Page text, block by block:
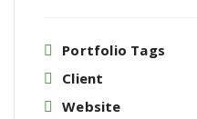
Portfolio Tags
Client
Website